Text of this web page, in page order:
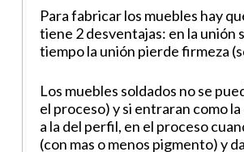
Para fabricar los muebles hay
tiene 2 desventajas: en la unión
tiempo la unión pierde firmeza
Los muebles soldados no se
el proceso) y si entraran como
a la del perfil, en el proceso
(con mas o menos pigmento) y